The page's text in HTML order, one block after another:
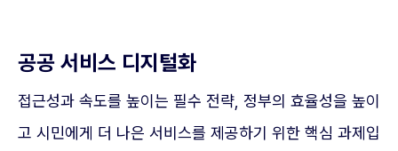
공공 서비스 디지털화
접근성과 속도를 높이는 필수 전략, 정부의 효율성을 높이
고 시민에게 더 나은 서비스를 제공하기 위한 핵심 과제입